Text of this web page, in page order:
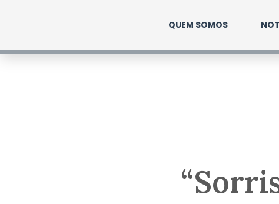
o
QUEM SOMOS